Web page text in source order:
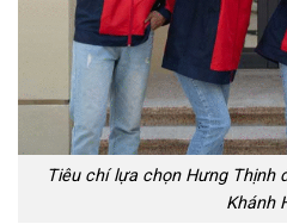
Tiêu chí lựa chọn Hưng Thịnh
Khánh